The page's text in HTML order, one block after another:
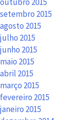
setembro 2015
agosto 2015
julho 2015
junho 2015
maio 2015
abril 2015
março 2015
fevereiro 2015
janeiro 2015